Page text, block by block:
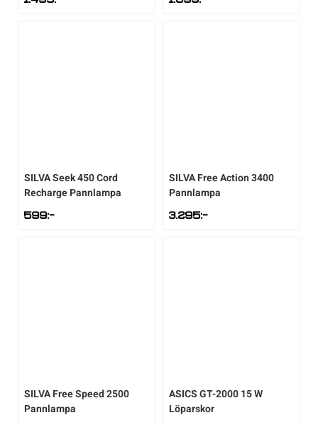
SILVASeek 450 Cord
Recharge Pannlampa
599:-
SILVAFree Action 3400
Pannlampa
3.295:-
SILVAFree Speed 2500
Pannlampa
ASICSGT-2000 15 W
Löparskor